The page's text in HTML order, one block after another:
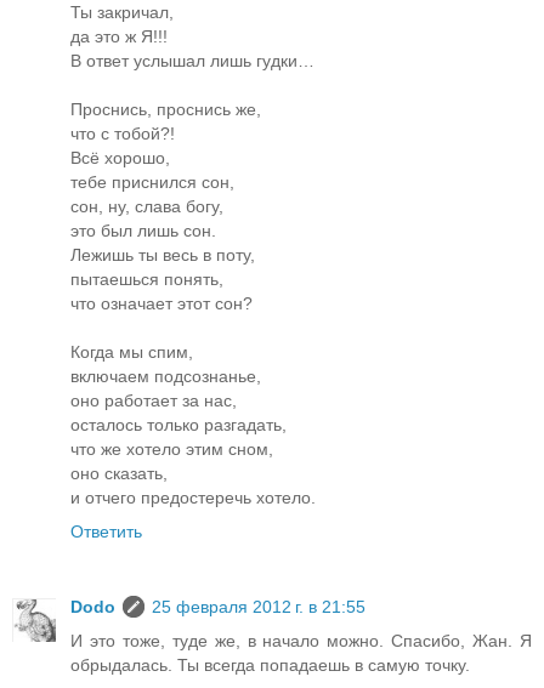
Ты закричал,
да это ж Я!!!
В ответ услышал лишь гудки…
Проснись, проснись же,
что с тобой?!
Всё хорошо,
тебе приснился сон,
сон, ну, слава богу,
это был лишь сон.
Лежишь ты весь в поту,
пытаешься понять,
что означает этот сон?
Когда мы спим,
включаем подсознанье,
оно работает за нас,
осталось только разгадать,
что же хотело этим сном,
оно сказать,
и отчего предостеречь хотело.
Ответить
Dodo
25 февраля 2012 г. в 21:55
И это тоже, туде же, в начало можно. Спасибо, Жан. Я
обрыдалась. Ты всегда попадаешь в самую точку.